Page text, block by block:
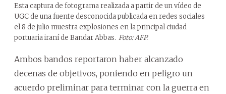
Esta captura de fotograma realizada a partir de un vídeo de
UGC de una fuente desconocida publicada en redes sociales
el 8 de julio muestra explosiones en la principal ciudad
portuaria iraní de Bandar Abbas. Foto: AFP.
Ambos bandos reportaron haber alcanzado
decenas de objetivos, poniendo en peligro un
acuerdo preliminar para terminar con la guerra en